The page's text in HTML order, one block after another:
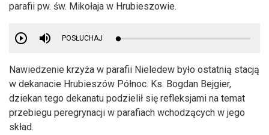
parafii pw. św. Mikołaja w Hrubieszowie.
POSŁUCHAJ
Nawiedzenie krzyża w parafii Nieledew było ostatnią stacją
w dekanacie Hrubieszów Północ. Ks. Bogdan Bejgier,
dziekan tego dekanatu podzielił się refleksjami na temat
przebiegu peregrynacji w parafiach wchodzących w jego
skład.